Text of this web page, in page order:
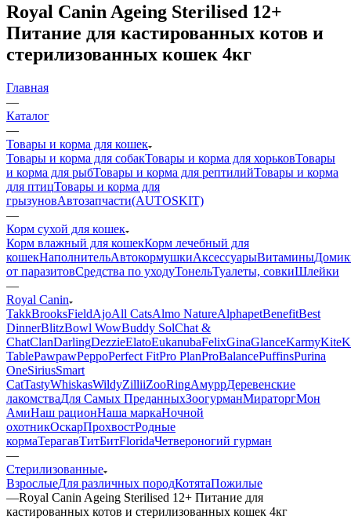
Royal Canin Ageing Sterilised 12+
Питание для кастированных котов и
стерилизованных кошек 4кг
Главная
—
Каталог
—
Товары и корма для кошек
Товары и корма для собакТовары и корма для хорьковТовары
и корма для рыбТовары и корма для рептилийТовары и корма
для птицТовары и корма для
грызуновАвтозапчасти(AUTOSKIT)
—
Корм сухой для кошек
Корм влажный для кошекКорм лечебный для
кошекНаполнительАвтокормушкиАксессуарыВитамины
от паразитовСредства по уходуТонельТуалеты, совкиШлейки
—
Royal Canin
TakkBrooksFieldAjoAll CatsAlmo NatureAlphapetBenefitBest
DinnerBlitzBowl WowBuddy SolChat &
ChatClanDarlingDezzieElatoEukanubaFelixGinaGlanceKarmy
TablePawpawPeppoPerfect FitPro PlanProBalancePuffinsPurina
OneSiriusSmart
CatTastyWhiskasWildyZilliiZooRingАмуррДеревенские
лакомстваДля Самых ПреданныхЗоогурманМираторгМон
АмиНаш рационНаша маркаНочной
охотникОскарПрохвостРодные
кормаТерагавТитБитFloridaЧетвероногий гурман
—
Стерилизованные
ВзрослыеДля различных породКотятаПожилые
—Royal Canin Ageing Sterilised 12+ Питание для
кастированных котов и стерилизованных кошек 4кг